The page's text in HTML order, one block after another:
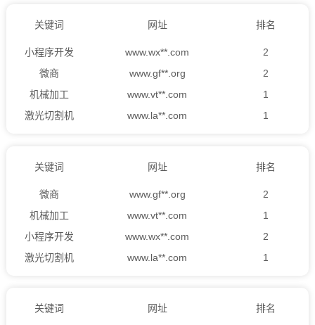
关键词 网址 排名
激光切割机 www.la**.com
1
小程序开发
www.wx**.com
2
微商
www.gf**.org
2
机械加工
www.vt**.com
1
激光切割机
www.la**.com
1
机械加工
www.vt**.com
1
激光切割机
www.la**.com 1
关键词 网址 排名
激光切割机 www.la**.com
1
微商
www.gf**.org
2
机械加工
www.vt**.com
1
小程序开发
www.wx**.com
2
激光切割机
www.la**.com
1
小程序开发
www.wx**.com
2
关键词 网址 排名
激光切割机 www.la**.com
1